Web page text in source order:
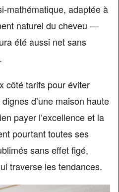
mathématique, adaptée à
naturel du cheveu —
été aussi net sans
côté tarifs pour éviter
d’une maison haute
payer l’excellence et la
pourtant toutes ses
sans effet figé,
traverse les tendances.